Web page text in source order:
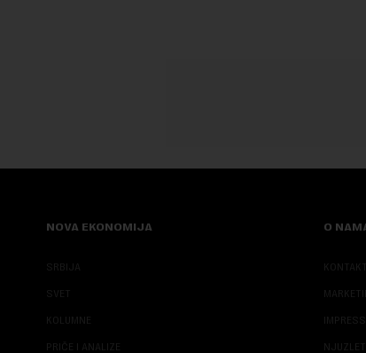
NOVA EKONOMIJA
SRBIJA
SVET
KOLUMNE
PRIČE I ANALIZE
O
KONTAKT